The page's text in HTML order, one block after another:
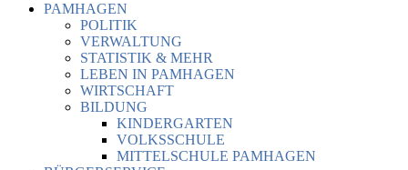
PAMHAGEN
POLITIK
VERWALTUNG
STATISTIK & MEHR
LEBEN IN PAMHAGEN
WIRTSCHAFT
BILDUNG
KINDERGARTEN
VOLKSSCHULE
MITTELSCHULE PAMHAGEN